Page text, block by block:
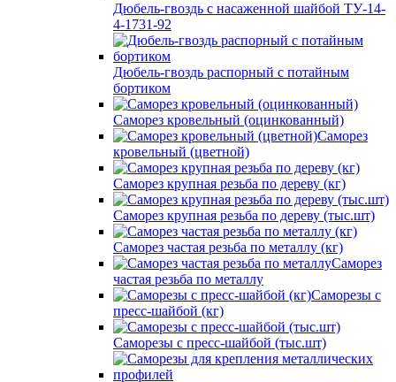
Дюбель-гвоздь с насаженной шайбой ТУ-14-
4-1731-92
Дюбель-гвоздь распорный с потайным
бортиком
Саморез кровельный (оцинкованный)
Саморез
кровельный (цветной)
Саморез крупная резьба по дереву (кг)
Саморез крупная резьба по дереву (тыс.шт)
Саморез частая резьба по металлу (кг)
Саморез
частая резьба по металлу
Саморезы с
пресс-шайбой (кг)
Саморезы с пресс-шайбой (тыс.шт)